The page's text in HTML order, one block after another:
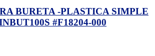
BURETA -PLASTICA SIMPLE
#F18204-000